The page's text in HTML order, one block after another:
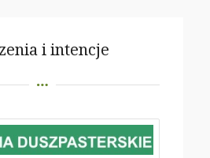
i intencje